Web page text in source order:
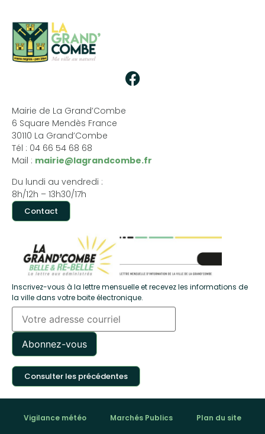
Mairie de La Grand’Combe
6 Square Mendès France
30110 La Grand’Combe
Tél : 04 66 54 68 68
Mail : mairie@lagrandcombe.fr
Du lundi au vendredi :
8h/12h – 13h30/17h
Contact
Inscrivez-vous à la lettre mensuelle et recevez les informations de
la ville dans votre boite électronique.
Consulter les précédentes
Vigilance météo Marchés Publics Plan du site